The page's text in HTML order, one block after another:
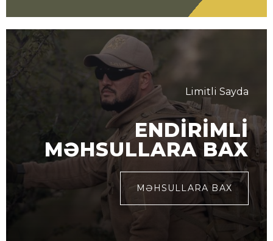
Limitli Sayda
ENDIRIMLI
MƏHSULLARA BAX
MƏHSULLARA BAX